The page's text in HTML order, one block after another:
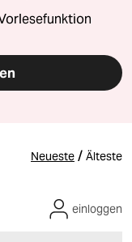
Neueste / Älteste
einloggen